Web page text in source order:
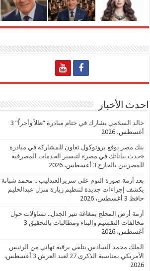
احدث الأخبار
خالد السلامي يشارك في ختام مبادرة “ظلاً وأجراً” 3
أغسطس، 2026
بنك مصر يوقع بروتوكول تعاون للمشاركة في مبادرة
«حدث بياناتك في مصر» لتيسير الخدمات المصرفية
للمصريين بالخارج 3 أغسطس، 2026
بعد أزمة صورة النوم على سريرالعندليب .. محمد شبانة
يكشف إجراءات جديدة لتنظيم زيارة منزل عبدالحليم
حافظ 3 أغسطس، 2026
أزمة أرض المحلج بمغاغة تثير الجدل.. تساؤلات حول
مخالفات التقسيم والبناء ومطالبات بالتحقيق 3
أغسطس، 2026
الملك محمد السادس يتلقي برقية تهاني من الرئيس
الأمريكي بمناسبة الذكرى 27 لعيد العرش
3 أغسطس،
2026